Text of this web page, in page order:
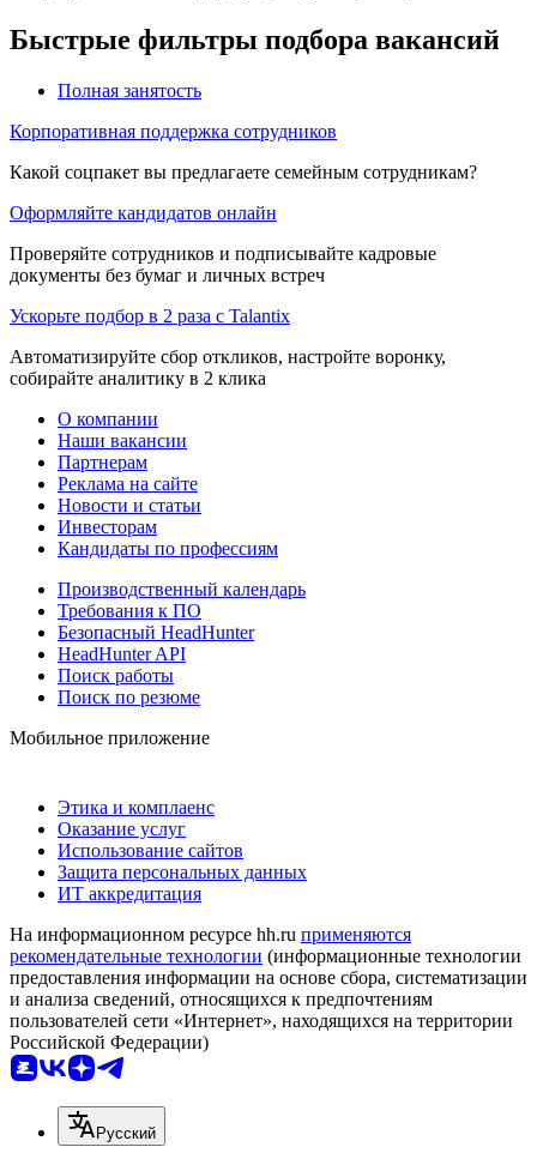
Быстрые фильтры подбора вакансий
Полная занятость
Корпоративная поддержка сотрудников
Какой соцпакет вы предлагаете семейным сотрудникам?
Оформляйте кандидатов онлайн
Проверяйте сотрудников и подписывайте кадровые
документы без бумаг и личных встреч
Ускорьте подбор в 2 раза с Talantix
Автоматизируйте сбор откликов, настройте воронку,
собирайте аналитику в 2 клика
О компании
Наши вакансии
Партнерам
Реклама на сайте
Новости и статьи
Инвесторам
Кандидаты по профессиям
Производственный календарь
Требования к ПО
Безопасный HeadHunter
HeadHunter API
Поиск работы
Поиск по резюме
Мобильное приложение
Этика и комплаенс
Оказание услуг
Использование сайтов
Защита персональных данных
ИТ аккредитация
На информационном ресурсе hh.ru применяются
рекомендательные технологии (информационные технологии
предоставления информации на основе сбора, систематизации
и анализа сведений, относящихся к предпочтениям
пользователей сети «Интернет», находящихся на территории
Российской Федерации)
Русский